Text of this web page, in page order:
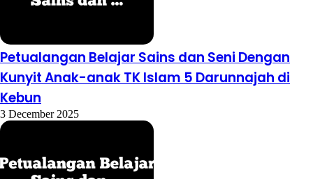
Petualangan Belajar Sains dan Seni Dengan
Kunyit Anak-anak TK Islam 5 Darunnajah di
Kebun
3 December 2025